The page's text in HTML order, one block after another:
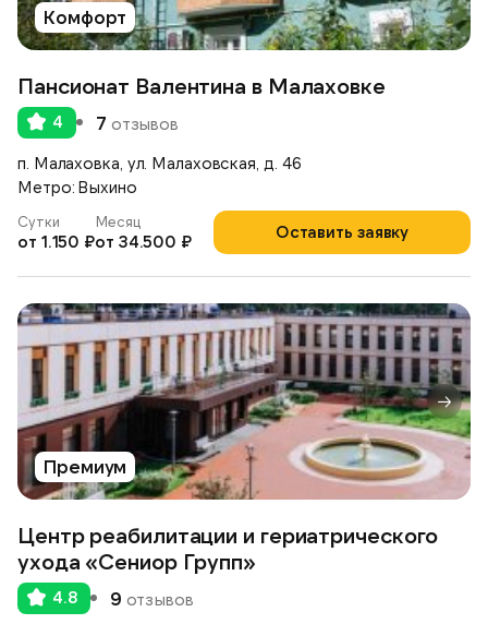
Комфорт
Пансионат Валентина в Малаховке
4 7 отзывов
п. Малаховка, ул. Малаховская, д. 46
Метро: Выхино
Оставить заявку
Сутки
от 1.150 ₽
Месяц
от 34.500 ₽
Премиум
Центр реабилитации и гериатрического
ухода «Сениор Групп»
4.8 9 отзывов